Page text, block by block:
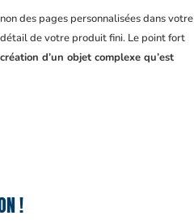
des pages personnalisées dans votre
détail de votre produit fini. Le point fort
d’un objet complexe qu’est
!